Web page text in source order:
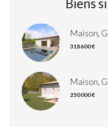
Biens
Maison,
318 600 €
Maison,
250 000 €